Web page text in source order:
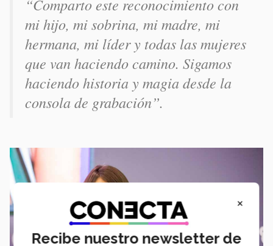
“Comparto este reconocimiento con
mi hijo, mi sobrina, mi madre, mi
hermana, mi líder y todas las mujeres
que van haciendo camino. Sigamos
haciendo historia y magia desde la
consola de grabación”.
×
Recibe nuestro newsletter de